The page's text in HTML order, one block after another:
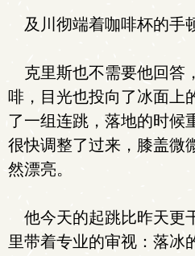
及川彻端着咖啡杯的手
克里斯也不需要他回答
啡，目光也投向了冰面上
了一组连跳，落地的时候
很快调整了过来，膝盖微
然漂亮。
他今天的起跳比昨天更
里带着专业的审视：落冰